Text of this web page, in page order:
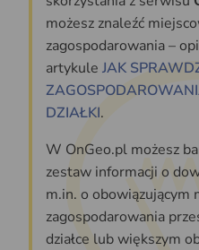
możesz znaleźć
zagospodarowania –
artykule JAK
DZIAŁKI.
W OnGeo.pl możesz
zestaw informacji o
m.in. o obowiązującym
zagospodarowania
działce lub większym